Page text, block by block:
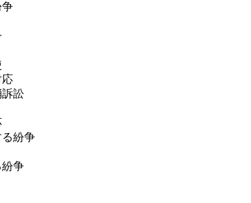
争
応
訟
紛争
争